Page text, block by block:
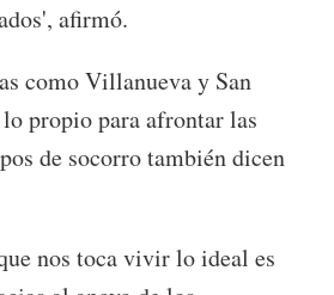
afirmó.
como Villanueva y San
propio para afrontar las
de socorro también dicen
nos toca vivir lo ideal es